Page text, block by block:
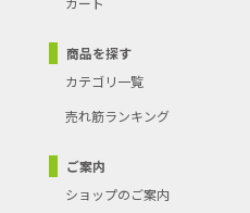
商品を探す
カテゴリ一覧
売れ筋ランキング
ご案内
ショップのご案内